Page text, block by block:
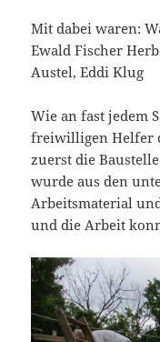
Mit dabei waren:
Ewald Fischer
Austel, Eddi Klug
Wie an fast jedem
freiwilligen Helfer
zuerst die
wurde aus den
Arbeitsmaterial
und die Arbeit